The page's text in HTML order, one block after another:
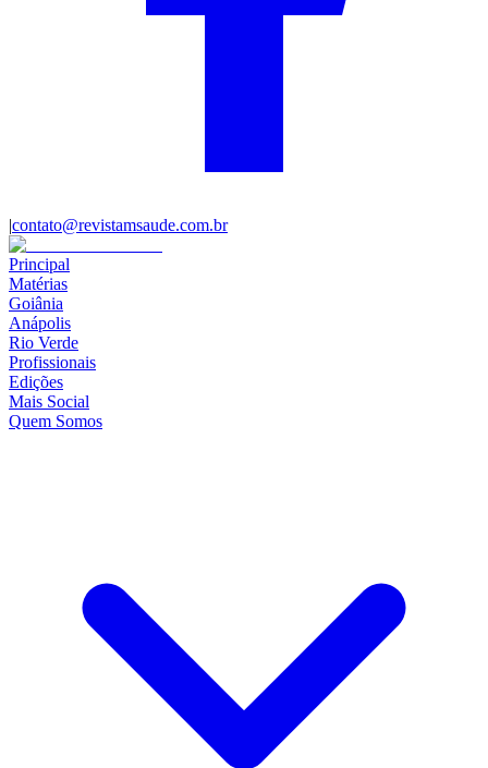
|contato@revistamsaude.com.br
Principal
Matérias
Goiânia
Anápolis
Rio Verde
Profissionais
Edições
Mais Social
Quem Somos